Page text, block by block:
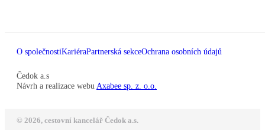
O společnostiKariéraPartnerská sekceOchrana osobních údajů
Čedok a.s
Návrh a realizace webu Axabee sp. z. o.o.
© 2026, cestovní kancelář Čedok a.s.